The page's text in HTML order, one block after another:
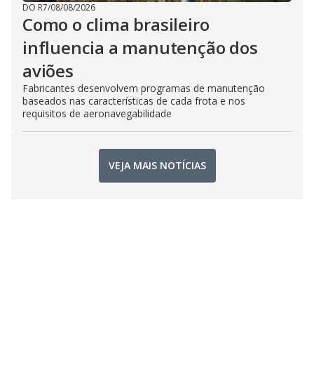
DO R7/08/08/2026
Como o clima brasileiro
influencia a manutenção dos
aviões
Fabricantes desenvolvem programas de manutenção
baseados nas características de cada frota e nos
requisitos de aeronavegabilidade
VEJA MAIS NOTÍCIAS